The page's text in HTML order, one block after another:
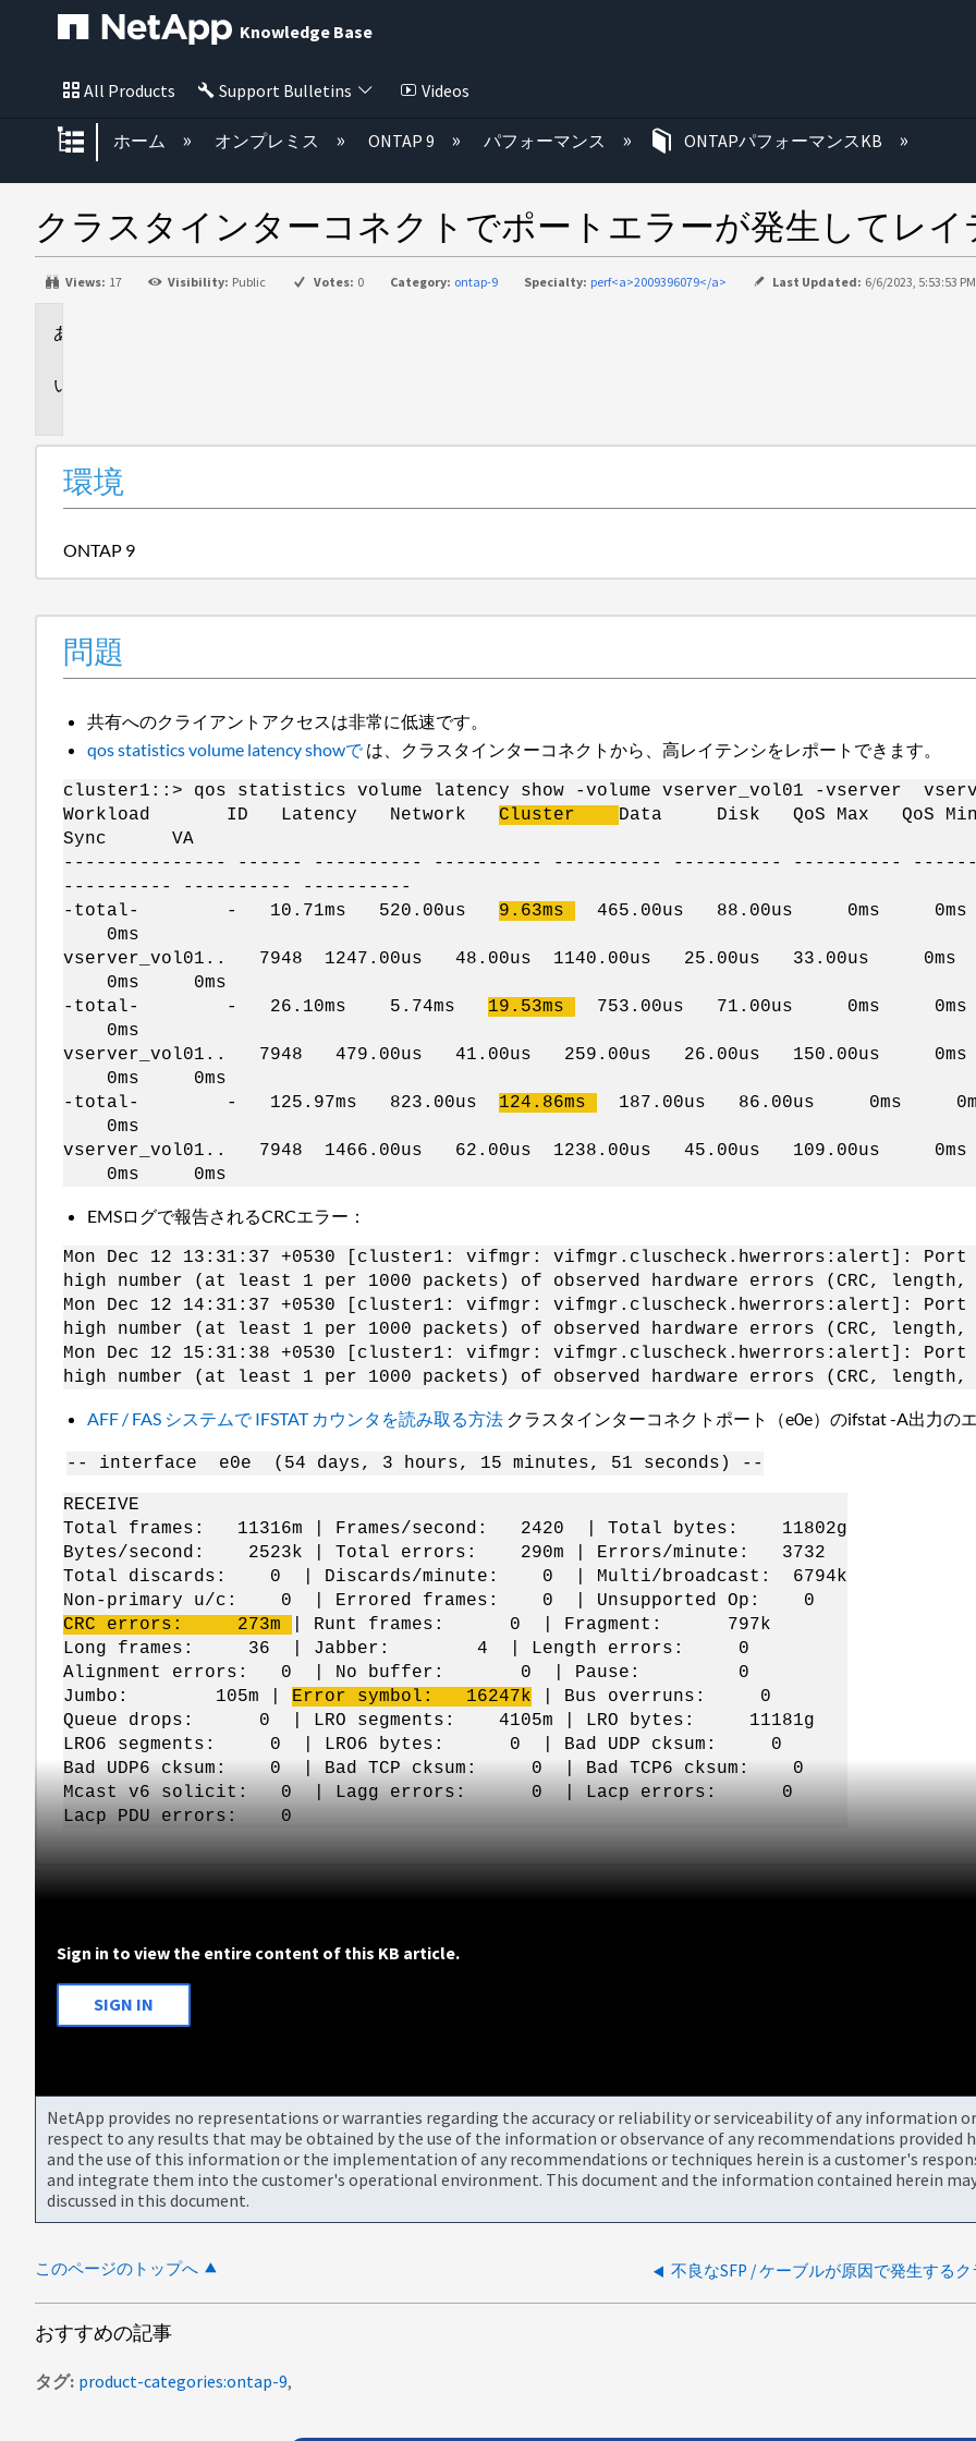
Knowledge Base
All Products Support Bulletins Videos
グローバル階層を展開/折りたたむ
ホーム オンプレミス ONTAP 9 パフォーマンス ONTAPパフォーマンスKB
クラスタインターコネクトでポートエラーが発生してレ
Views: 17 Visibility: Public Votes: 0 Category: ontap-9 Specialty: perf<a>2009396079</a> Last Updated: 6/6/2023, 5:53:53 PM
環境
ONTAP 9
問題
共有へのクライアントアクセスは非常に低速です。
qos statistics volume latency showでは、クラスタインターコネクトから、高レイテンシをレポートできます。
cluster1::> qos statistics volume latency show -volume vserver_vol01 -vserver
Workload ID Latency Network Cluster Data Disk QoS Max QoS
Sync VA
--------------- ------ ---------- ---------- ---------- ---------- ----------
---------- ---------- ----------
-total- - 10.71ms 520.00us 9.63ms
465.00us 88.00us 0ms
0ms
vserver_vol01.. 7948 1247.00us 48.00us 1140.00us 25.00us
0ms 0ms
-total- - 26.10ms 5.74ms 19.53ms
753.00us 71.00us 0ms
0ms
vserver_vol01.. 7948 479.00us 41.00us 259.00us 26.00us
0ms 0ms
-total- - 125.97ms 823.00us 124.86ms
187.00us 86.00us 0ms
0ms
vserver_vol01.. 7948 1466.00us 62.00us 1238.00us 45.00us
0ms 0ms
EMSログで報告されるCRCエラー：
Mon Dec 12 13:31:37 +0530 [cluster1: vifmgr: vifmgr.cluscheck.hwerrors:alert]:
high number (at least 1 per 1000 packets) of observed hardware errors (CRC, length,
Mon Dec 12 14:31:37 +0530 [cluster1: vifmgr: vifmgr.cluscheck.hwerrors:alert]:
high number (at least 1 per 1000 packets) of observed hardware errors (CRC, length,
Mon Dec 12 15:31:38 +0530 [cluster1: vifmgr: vifmgr.cluscheck.hwerrors:alert]:
high number (at least 1 per 1000 packets) of observed hardware errors (CRC, length,
AFF / FAS システムで IFSTAT カウンタを読み取る方法 クラスタインターコネクトポート（e0e）のifstat -A出力の
-- interface e0e (54 days, 3 hours, 15 minutes, 51 seconds) --
RECEIVE
Total frames: 11316m | Frames/second: 2420 | Total bytes: 11802g
Bytes/second: 2523k | Total errors: 290m | Errors/minute: 3732
Total discards: 0 | Discards/minute: 0 | Multi/broadcast: 6794k
Non-primary u/c: 0 | Errored frames: 0 | Unsupported Op: 0
CRC errors: 273m
| Runt frames: 0 | Fragment: 797k
Long frames: 36 | Jabber: 4 | Length errors: 0
Alignment errors: 0 | No buffer: 0 | Pause: 0
Jumbo: 105m | Error symbol: 16247k | Bus overruns: 0
Queue drops: 0 | LRO segments: 4105m | LRO bytes: 11181g
LRO6 segments: 0 | LRO6 bytes: 0 | Bad UDP cksum: 0
Bad UDP6 cksum: 0 | Bad TCP cksum: 0 | Bad TCP6 cksum: 0
Mcast v6 solicit: 0 | Lagg errors: 0 | Lacp errors: 0
Lacp PDU errors: 0
Sign in to view the entire content of this KB article.
SIGN IN
NetApp provides no representations or warranties regarding the accuracy or reliability or serviceability of any information
respect to any results that may be obtained by the use of the information or observance of any recommendations provided
and the use of this information or the implementation of any recommendations or techniques herein is a customer's
and integrate them into the customer's operational environment. This document and the information contained herein
discussed in this document.
このページのトップへ
おすすめの記事
タグ product-categories:ontap-9